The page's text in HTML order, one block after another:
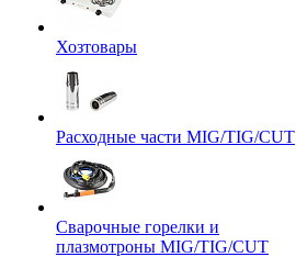
Хозтовары
Расходные части MIG/TIG/CUT
Сварочные горелки и
плазмотроны MIG/TIG/CUT